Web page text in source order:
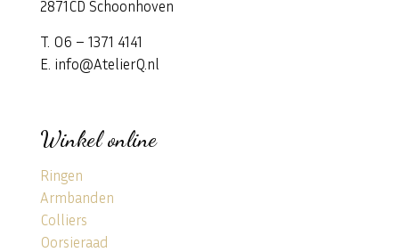
2871CD Schoonhoven
T. 06 – 1371 4141
E. info@AtelierQ.nl
Winkel online
Ringen
Armbanden
Colliers
Oorsieraad